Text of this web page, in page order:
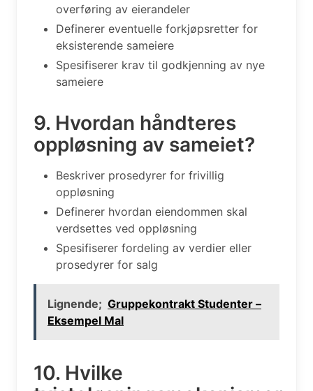
overføring av eierandeler
Definerer eventuelle forkjøpsretter for
eksisterende sameiere
Spesifiserer krav til godkjenning av nye
sameiere
9. Hvordan håndteres
oppløsning av sameiet?
Beskriver prosedyrer for frivillig
oppløsning
Definerer hvordan eiendommen skal
verdsettes ved oppløsning
Spesifiserer fordeling av verdier eller
prosedyrer for salg
Lignende; Gruppekontrakt Studenter –
Eksempel Mal
10. Hvilke